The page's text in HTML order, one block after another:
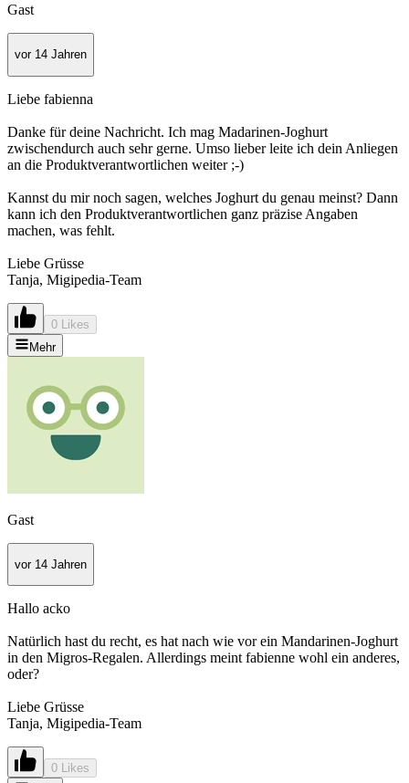
Gast
vor 14 Jahren
Liebe fabienna
Danke für deine Nachricht. Ich mag Madarinen-Joghurt
zwischendurch auch sehr gerne. Umso lieber leite ich dein Anliegen
an die Produktverantwortlichen weiter ;-)
Kannst du mir noch sagen, welches Joghurt du genau meinst? Dann
kann ich den Produktverantwortlichen ganz präzise Angaben
machen, was fehlt.
Liebe Grüsse
Tanja, Migipedia-Team
0 Likes
Mehr
Gast
vor 14 Jahren
Hallo acko
Natürlich hast du recht, es hat nach wie vor ein Mandarinen-Joghurt
in den Migros-Regalen. Allerdings meint fabienne wohl ein anderes,
oder?
Liebe Grüsse
Tanja, Migipedia-Team
0 Likes